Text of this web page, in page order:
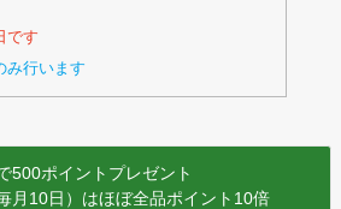
です
行います
500ポイントプレゼント
月10日）はほぼ全品ポイント10倍